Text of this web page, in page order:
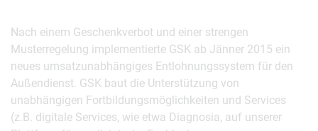
Nach einem Geschenkverbot und einer strengen
Musterregelung implementierte GSK ab Jänner 2015 ein
neues umsatzunabhängiges Entlohnungssystem für den
Außendienst. GSK baut die Unterstützung von
unabhängigen Fortbildungsmöglichkeiten und Services
(z.B. digitale Services, wie etwa Diagnosia, auf unserer